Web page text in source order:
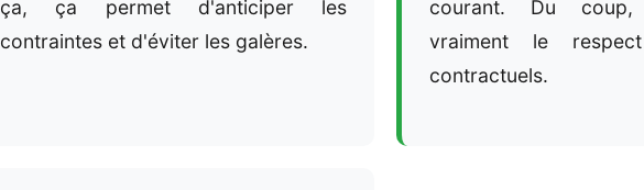
ça, ça permet d'anticiper les
contraintes et d'éviter les galères.
courant. Du
vraiment le
contractuels.